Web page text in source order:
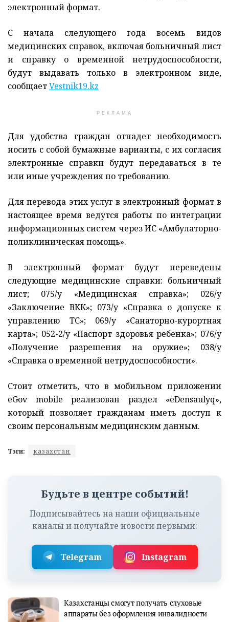
электронный формат.
С начала следующего года восемь видов
медицинских справок, включая больничный лист
и справку о временной нетрудоспособности,
будут выдавать только в электронном виде,
сообщаетVestnik19.kz
РЕКЛАМА
Для удобства граждан отпадет необходимость
носить с собой бумажные варианты, с их согласия
электронные справки будут передаваться в те
или иные учреждения по требованию.
Для перевода этих услуг в электронный формат в
настоящее время ведутся работы по интеграции
информационных систем через ИС «Амбулаторно-
поликлиническая помощь».
В электронный формат будут переведены
следующие медицинские справки: больничный
лист; 075/у «Медицинская справка»; 026/у
«Заключение ВКК»; 073/у «Справка о допуске к
управлению ТС»; 069/у «Санаторно-курортная
карта»; 052-2/у «Паспорт здоровья ребенка»; 076/у
«Получение разрешения на оружие»; 038/у
«Справка о временной нетрудоспособности».
Стоит отметить, что в мобильном приложении
eGov mobile реализован раздел «еDensaulyq»,
который позволяет гражданам иметь доступ к
своим персональным медицинским данным.
Тэги: казахстан
Будьте в центре событий!
Подписывайтесь на наши официальные
каналы и получайте новости первыми:
Telegram Instagram
Казахстанцы смогут получать слуховые
аппараты без оформления инвалидности